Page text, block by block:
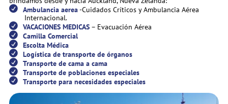
Ambulancia aerea-Cuidados Críticos y Ambulancia Aérea
Internacional.
VACACIONES MEDICAS– Evacuación Aérea
Camilla Comercial
Escolta Médica
Logística de transporte de órganos
Transporte de cama a cama
Transporte de poblaciones especiales
Transporte para necesidades especiales